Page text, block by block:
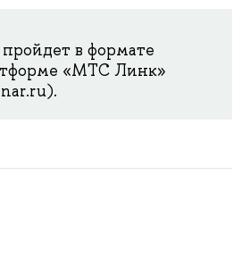
в формате
«МТС Линк»